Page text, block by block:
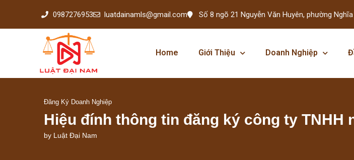
0987276953 luatdainamls@gmail.com Số 8 ngõ 21 Nguyễn Văn Huyên, phường
Home Giới Thiệu Doanh Nghiệp
Đăng Ký Doanh Nghiệp
Hiệu đính thông tin đăng ký công ty TNHH
by Luật Đại Nam